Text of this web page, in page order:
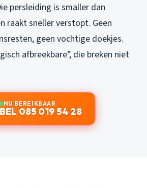
persleiding is smaller dan
raakt sneller verstopt. Geen
geen vochtige doekjes.
afbreekbare”, die breken niet
NU BEREIKBAAR
BEL 085 019 54 28